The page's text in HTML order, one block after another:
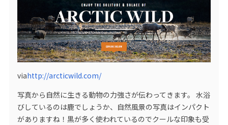
viahttp://arcticwild.com/
写真から自然に生きる動物の力強さが伝わってきます。 水浴
びしているのは鹿でしょうか、自然風景の写真はインパクト
がありますね！黒が多く使われているのでクールな印象も受